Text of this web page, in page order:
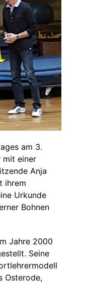
am 3.
mit einer
Anja
ihrem
Urkunde
Bohnen
Jahre 2000
Seine
Osterode,